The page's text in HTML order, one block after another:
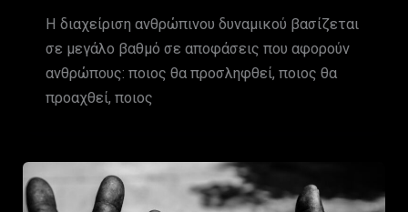
Η διαχείριση ανθρώπινου δυναμικού βασίζεται
σε μεγάλο βαθμό σε αποφάσεις που αφορούν
ανθρώπους: ποιος θα προσληφθεί, ποιος θα
προαχθεί, ποιος